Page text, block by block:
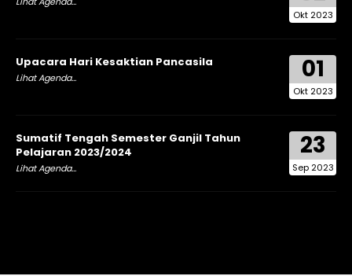
Okt 2023
01
Okt 2023
Upacara Hari Kesaktian Pancasila
Lihat Agenda...
23
Sep 2023
Sumatif Tengah Semester Ganjil Tahun
Pelajaran 2023/2024
Lihat Agenda...